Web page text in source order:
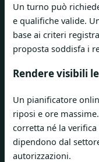
Un turno può
e qualifiche valide.
base ai criteri
proposta soddisfa i
Rendere visibili
Un pianificatore
riposi e ore
corretta né la
dipendono dal
autorizzazioni.